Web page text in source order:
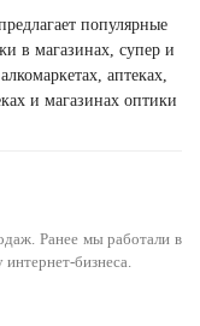
популярные
в магазинах, супер и
аптеках,
и магазинах оптики
Ранее мы работали в
интернет-бизнеса.